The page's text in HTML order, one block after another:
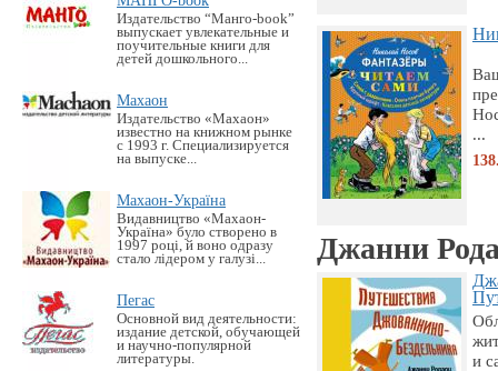
Издательство “Манго-book”
выпускает увлекательные и
поучительные книги для
детей дошкольного...
Махаон
Издательство «Махаон»
известно на книжном рынке
с 1993 г. Специализируется
на выпуске...
Махаон-Україна
Видавництво «Махаон-
Україна» було створено в
1997 році, й воно одразу
стало лідером у галузі...
Пегас
Основной вид деятельности:
издание детской, обучающей
и научно-популярной
литературы.
...
Джанни
и